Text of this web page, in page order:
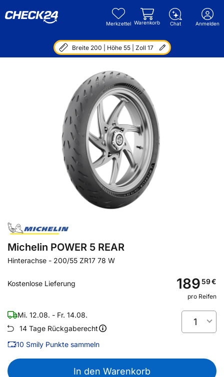
Merkzettel Warenkorb Chat Anmelden
Breite 200 | Höhe 55 | Zoll 17
Michelin POWER 5 REAR
Hinterachse - 200/55 ZR17 78 W
Kostenlose Lieferung 18959€
pro Reifen
Mi. 12.08. - Fr. 14.08.
14 Tage Rückgaberecht
10 Smily Punkte sammeln
1
In den Warenkorb